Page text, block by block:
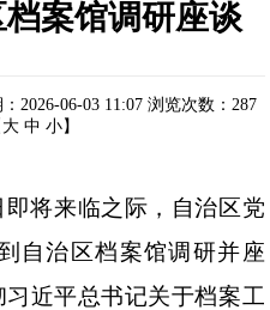
案馆调研座谈
2026-06-03 11:07 浏览次数： 287
大 中 小】
即将来临之际，自治区党
自治区档案馆调研并座
近平总书记关于档案工